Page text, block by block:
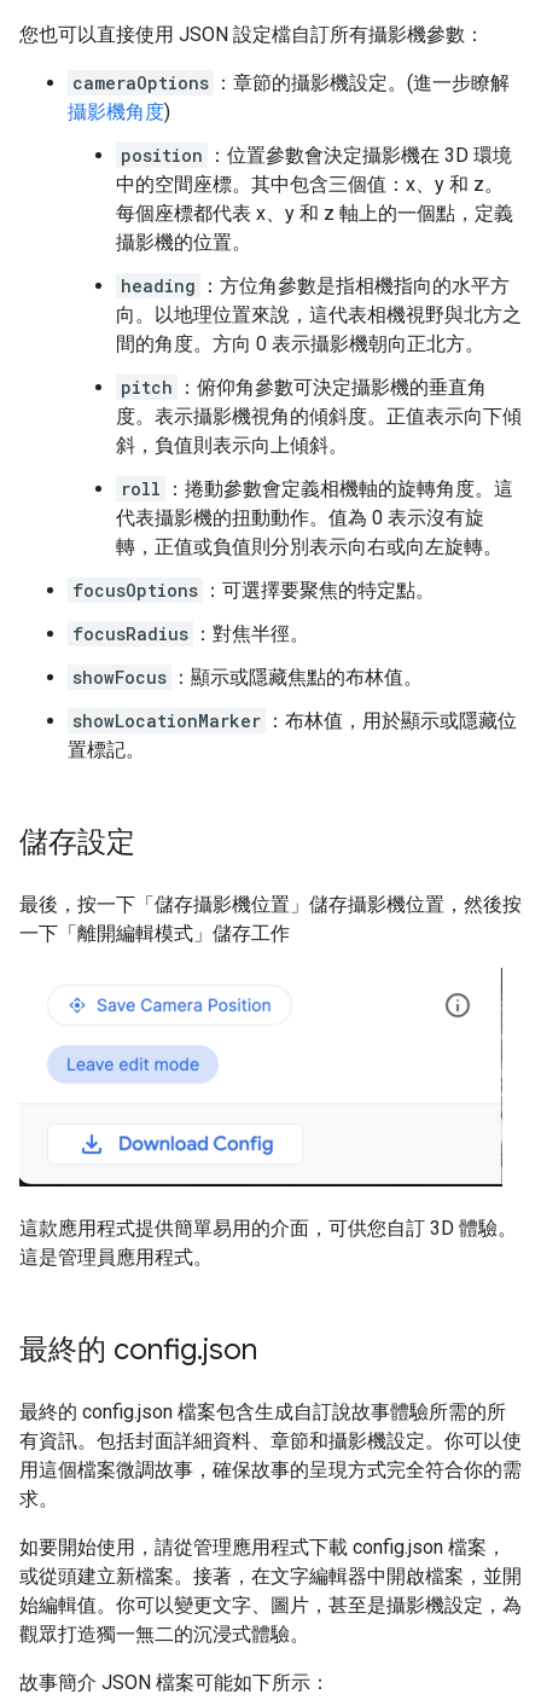
您也可以直接使用 JSON 設定檔自訂所有攝影機參數：
cameraOptions ：章節的攝影機設定。(進一步瞭解
攝影機角度)
position
：位置參數會決定攝影機在 3D 環境
中的空間座標。其中包含三個值：x、y 和 z。
每個座標都代表 x、y 和 z 軸上的一個點，定義
攝影機的位置。
heading
：方位角參數是指相機指向的水平方
向。以地理位置來說，這代表相機視野與北方之
間的角度。方向 0 表示攝影機朝向正北方。
pitch
：俯仰角參數可決定攝影機的垂直角
度。表示攝影機視角的傾斜度。正值表示向下傾
斜，負值則表示向上傾斜。
roll
：捲動參數會定義相機軸的旋轉角度。這
代表攝影機的扭動動作。值為 0 表示沒有旋
轉，正值或負值則分別表示向右或向左旋轉。
focusOptions ：可選擇要聚焦的特定點。
focusRadius ：對焦半徑。
showFocus ：顯示或隱藏焦點的布林值。
showLocationMarker ：布林值，用於顯示或隱藏位
置標記。
儲存設定
最後，按一下「儲存攝影機位置」 儲存攝影機位置，然後按
一下「離開編輯模式」 儲存工作
這款應用程式提供簡單易用的介面，可供您自訂 3D 體驗。
這是管理員應用程式。
最終的 config.json
最終的 config.json 檔案包含生成自訂說故事體驗所需的所
有資訊。包括封面詳細資料、章節和攝影機設定。你可以使
用這個檔案微調故事，確保故事的呈現方式完全符合你的需
求。
如要開始使用，請從管理應用程式下載 config.json 檔案，
或從頭建立新檔案。接著，在文字編輯器中開啟檔案，並開
始編輯值。你可以變更文字、圖片，甚至是攝影機設定，為
觀眾打造獨一無二的沉浸式體驗。
故事簡介 JSON 檔案可能如下所示：